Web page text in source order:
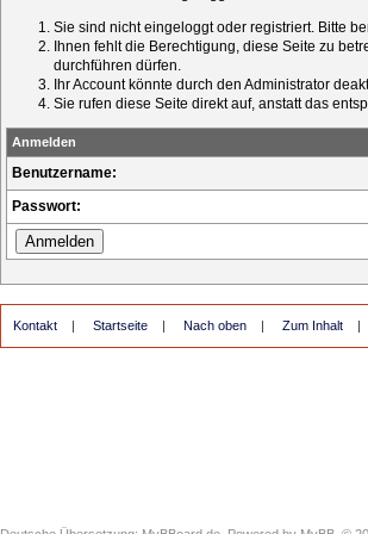
Sie sind nicht eingeloggt oder registriert. Bitte
Ihnen fehlt die Berechtigung, diese Seite zu
durchführen dürfen.
Ihr Account könnte durch den Administrator
Sie rufen diese Seite direkt auf, anstatt das
Anmelden
Benutzername:
Passwort:
Kontakt | Startseite | Nach oben | Zum Inhalt